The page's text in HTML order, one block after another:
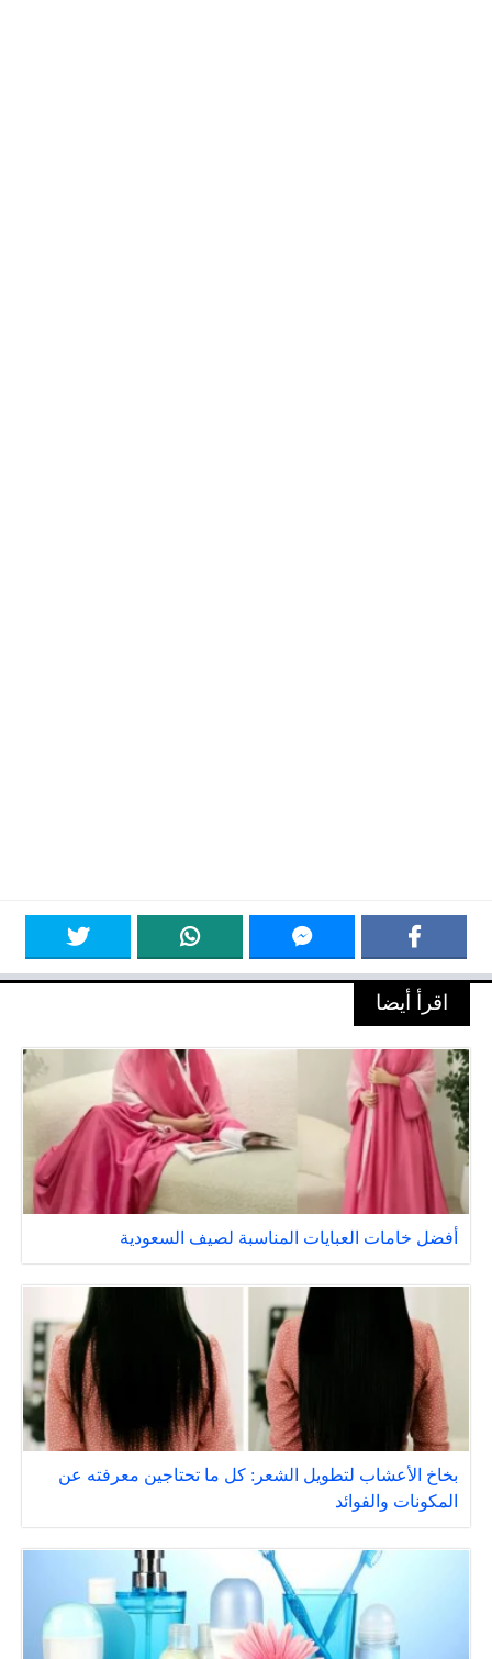
اقرأ أيضا
أفضل خامات العبايات المناسبة لصيف السعودية
بخاخ الأعشاب لتطويل الشعر: كل ما تحتاجين معرفته عن
المكونات والفوائد